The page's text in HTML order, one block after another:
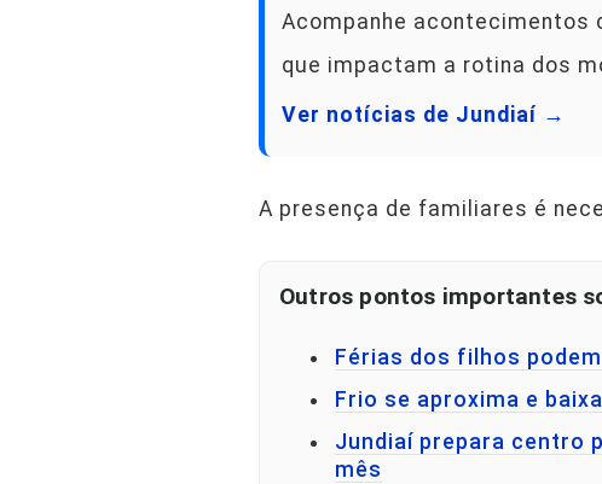
Acompanhe
que impactam a rotina dos
Ver notícias de Jundiaí →
A presença de familiares é
Outros pontos importantes
Férias dos filhos
Frio se aproxima e
Jundiaí prepara centro
mês